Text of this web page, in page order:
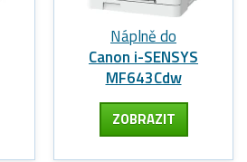
Náplně do
Canon i-SENSYS
MF643Cdw
ZOBRAZIT